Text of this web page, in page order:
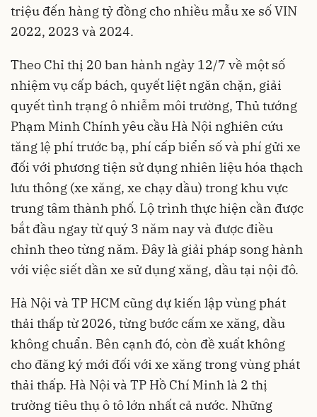
triệu đến hàng tỷ đồng cho nhiều mẫu xe số VIN
2022, 2023 và 2024.
Theo Chỉ thị 20 ban hành ngày 12/7 về một số
nhiệm vụ cấp bách, quyết liệt ngăn chặn, giải
quyết tình trạng ô nhiễm môi trường, Thủ tướng
Phạm Minh Chính yêu cầu Hà Nội nghiên cứu
tăng lệ phí trước bạ, phí cấp biển số và phí gửi xe
đối với phương tiện sử dụng nhiên liệu hóa thạch
lưu thông (xe xăng, xe chạy dầu) trong khu vực
trung tâm thành phố. Lộ trình thực hiện cần được
bắt đầu ngay từ quý 3 năm nay và được điều
chỉnh theo từng năm. Đây là giải pháp song hành
với việc siết dần xe sử dụng xăng, dầu tại nội đô.
Hà Nội và TP HCM cũng dự kiến lập vùng phát
thải thấp từ 2026, từng bước cấm xe xăng, dầu
không chuẩn. Bên cạnh đó, còn đề xuất không
cho đăng ký mới đối với xe xăng trong vùng phát
thải thấp. Hà Nội và TP Hồ Chí Minh là 2 thị
trường tiêu thụ ô tô lớn nhất cả nước. Những